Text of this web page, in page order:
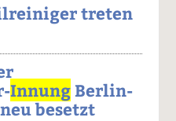
treten
InnungBerlin-
besetzt